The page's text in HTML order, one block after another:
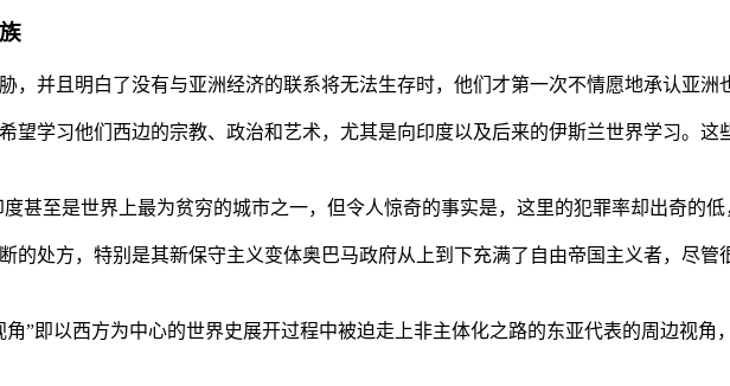
，并且明白了没有与亚洲经济的联系将无法生存时，他们才第一次不情愿地承认亚洲
望学习他们西边的宗教、政治和艺术，尤其是向印度以及后来的伊斯兰世界学习。
甚至是世界上最为贫穷的城市之一，但令人惊奇的事实是，这里的犯罪率却出奇的
的处方，特别是其新保守主义变体奥巴马政府从上到下充满了自由帝国主义者，尽
角”即以西方为中心的世界史展开过程中被迫走上非主体化之路的东亚代表的周边视